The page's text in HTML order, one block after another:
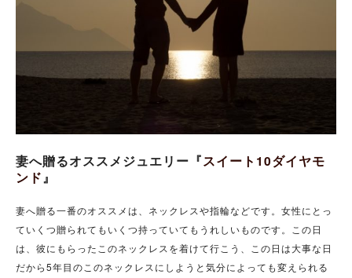
妻へ贈るオススメジュエリー『スイート10ダイヤモ
ンド 』
妻へ贈る一番のオススメは、ネックレスや指輪などです。女性にとっ
ていくつ贈られてもいくつ持っていてもうれしいものです。この日
は、彼にもらったこのネックレスを着けて行こう、この日は大事な日
だから5年目のこのネックレスにしようと気分によっても変えられる